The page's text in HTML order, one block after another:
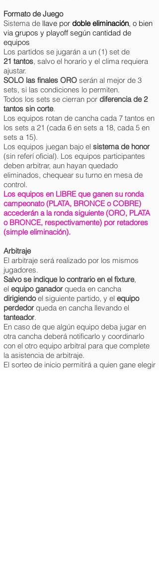
Formato de Juego
Sistema de llave por doble eliminación, o bien
via grupos y playoff según cantidad de
equipos
​Los partidos se jugarán a un (1) set de
21 tantos, salvo el horario y el clima requiera
ajustar.
SOLO las finales ORO serán al mejor de 3
sets, si las condiciones lo permiten.
Todos los sets se cierran por diferencia de 2
tantos sin corte.
Los equipos rotan de cancha cada 7 tantos en
los sets a 21 (cada 6 en sets a 18, cada 5 en
sets a 15).
Los equipos juegan bajo el sistema de honor
(sin referí oficial). Los equipos participantes
deben arbitrar, aun hayan quedado
eliminados, chequear su turno en mesa de
control.
Los equipos en LIBRE que ganen su ronda
campeonato (PLATA, BRONCE o COBRE)
accederán a la ronda siguiente (ORO, PLATA
o BRONCE, respectivamente) por retadores
(simple eliminación).
Arbitraje
El arbitraje será realizado por los mismos
jugadores.
Salvo se indique lo contrario en el fixture,
el equipo ganadorqueda en cancha
dirigiendoel siguiente partido, y el equipo
perdedorqueda en cancha llevando el
tanteador.
En caso de que algún equipo deba jugar en
otra cancha deberá notificarlo y coordinarlo
con el otro equipo arbitral para que complete
la asistencia de arbitraje.
El sorteo de inicio permitirá a quien gane elegir